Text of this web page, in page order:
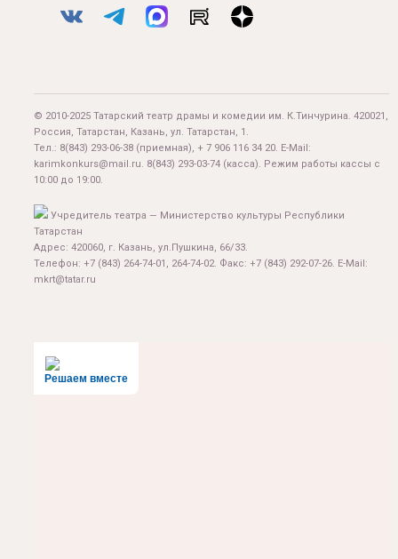
© 2010-2025 Татарский театр драмы и комедии им. К.Тинчурина. 420021,
Россия, Татарстан, Казань, ул. Татарстан, 1.
Тел.: 8(843) 293-06-38 (приемная), + 7 906 116 34 20. E-Mail:
karimkonkurs@mail.ru. 8(843) 293-03-74 (касса). Режим работы кассы с
10:00 до 19:00.
Учредитель театра — Министерство культуры Республики
Татарстан
Адрес: 420060, г. Казань, ул.Пушкина, 66/33.
Телефон: +7 (843) 264-74-01, 264-74-02. Факс: +7 (843) 292-07-26. E-Mail:
mkrt@tatar.ru
Решаем вместе